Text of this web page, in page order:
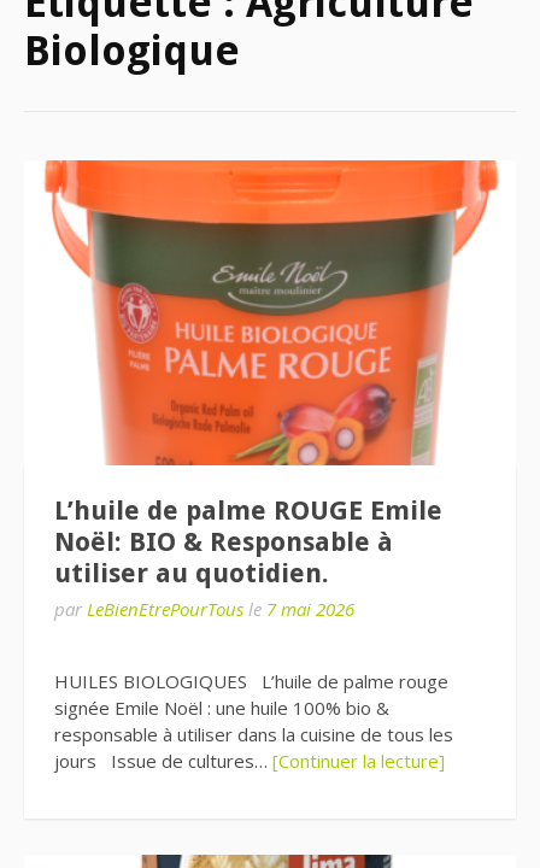
Biologique
L’huile de palme ROUGE Emile
Noël: BIO & Responsable à
utiliser au quotidien.
par LeBienEtrePourTous le 7 mai 2026
HUILES BIOLOGIQUES L’huile de palme rouge
signée Emile Noël : une huile 100% bio &
responsable à utiliser dans la cuisine de tous les
jours Issue de cultures… [Continuer la lecture]